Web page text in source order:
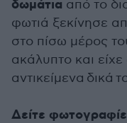
δωμάτια από το
φωτιά ξεκίνησε
στο πίσω μέρος
ακάλυπτο και
αντικείμενα δικά
Δείτε